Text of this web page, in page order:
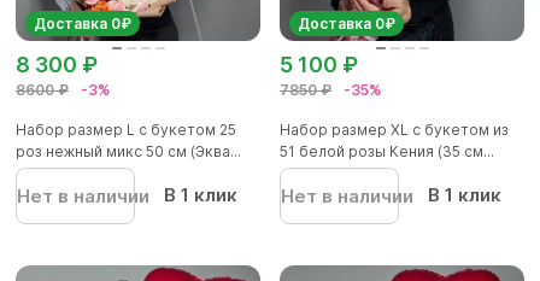
Доставка 0₽
8600 ₽ -3%
8 300 ₽
Набор размер L с букетом 25
роз нежный микс 50 см (Эква...
Нет в наличии В 1 клик
Доставка 0₽
7850 ₽ -35%
5 100 ₽
Набор размер XL с букетом из
51 белой розы Кения (35 см...
Нет в наличии В 1 клик